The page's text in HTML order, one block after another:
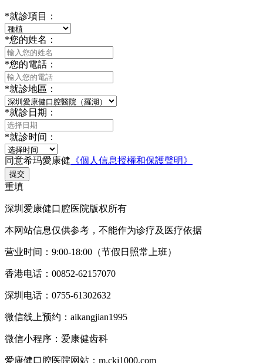
*就診項目：
*您的姓名：
*您的電話：
*就診地區：
*就診日期：
*就診时间：
同意希玛愛康健 《個人信息授權和保護聲明》
提交
重填
深圳爱康健口腔医院版权所有
本网站信息仅供参考，不能作为诊疗及医疗依据
营业时间：9:00-18:00（节假日照常上班）
香港电话：00852-62157070
深圳电话：0755-61302632
微信线上预约：aikangjian1995
微信小程序：爱康健齿科
爱康健口腔医院网站：m.ckj1000.com